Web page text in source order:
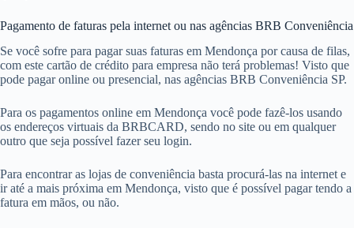
Pagamento de faturas pela internet ou nas agências BRB Conveniência
Se você sofre para pagar suas faturas em Mendonça por causa de filas,
com este cartão de crédito para empresa não terá problemas! Visto que
pode pagar online ou presencial, nas agências BRB Conveniência SP.
Para os pagamentos online em Mendonça você pode fazê-los usando
os endereços virtuais da BRBCARD, sendo no site ou em qualquer
outro que seja possível fazer seu login.
Para encontrar as lojas de conveniência basta procurá-las na internet e
ir até a mais próxima em Mendonça, visto que é possível pagar tendo a
fatura em mãos, ou não.